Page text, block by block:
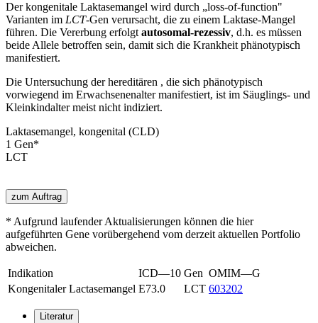
Der kongenitale Laktasemangel wird durch „loss-of-function"
Varianten im LCT-Gen verursacht, die zu einem Laktase-Mangel
führen. Die Vererbung erfolgtautosomal-rezessiv, d.h. es müssen
beide Allele betroffen sein, damit sich die Krankheit phänotypisch
manifestiert.
Die Untersuchung der hereditären , die sich phänotypisch
vorwiegend im Erwachsenenalter manifestiert, ist im Säuglings- und
Kleinkindalter meist nicht indiziert.
Laktasemangel, kongenital (CLD)
1 Gen*
LCT
zum Auftrag
* Aufgrund laufender Aktualisierungen können die hier
aufgeführten Gene vorübergehend vom derzeit aktuellen Portfolio
abweichen.
Indikation ICD—10 Gen OMIM—G
Kongenitaler Lactasemangel E73.0 LCT 603202
Literatur